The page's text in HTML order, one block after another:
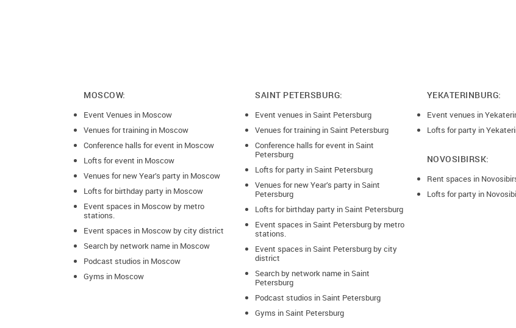
MOSCOW:
Event Venues in Moscow
Venues for training in Moscow
Conference halls for event in Moscow
Lofts for event in Moscow
Venues for new Year’s party in Moscow
Lofts for birthday party in Moscow
Event spaces in Moscow by metro
stations.
Event spaces in Moscow by city district
Search by network name in Moscow
Podcast studios in Moscow
Gyms in Moscow
SAINT PETERSBURG:
Event venues in Saint Petersburg
Venues for training in Saint Petersburg
Conference halls for event in Saint
Petersburg
Lofts for party in Saint Petersburg
Venues for new Year’s party in Saint
Petersburg
Lofts for birthday party in Saint Petersburg
Event spaces in Saint Petersburg by metro
stations.
Event spaces in Saint Petersburg by city
district
Search by network name in Saint
Petersburg
Podcast studios in Saint Petersburg
Gyms in Saint Petersburg
YEKATERINBURG:
Event venues in
Lofts for party in
NOVOSIBIRSK:
Rent spaces in
Lofts for party in